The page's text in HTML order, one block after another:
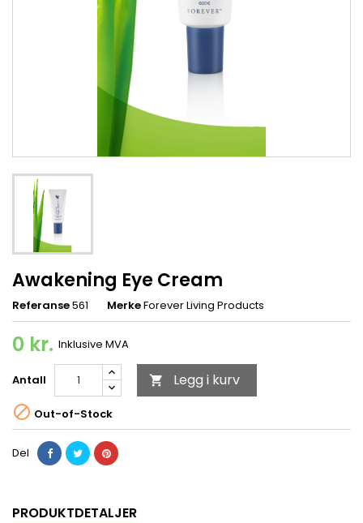
Awakening Eye Cream
Referanse561 MerkeForever Living Products
0 kr. Inklusive MVA
Antall  Legg i kurv
 Out-of-Stock
Del
PRODUKTDETALJER